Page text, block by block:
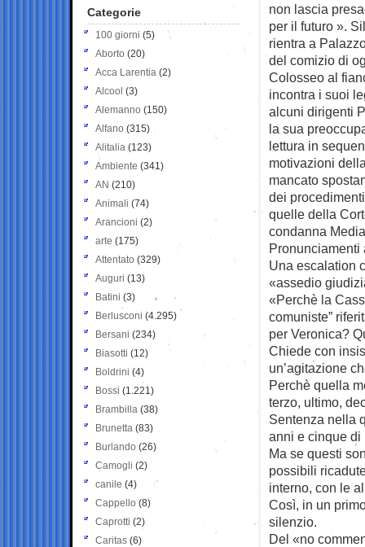
non lascia
per il futuro ».
rientra a
del comizio di
Colosseo al
incontra i suoi
alcuni dirigenti
la sua
lettura in
motivazioni
mancato
dei
quelle della
condanna
Pronunciamenti
Una escalation
«assedio
«Perchè la
comuniste”
per Veronica?
Chiede con
un’agitazione
Perchè quella
terzo, ultimo,
Sentenza nella
anni e cinque
Ma se questi
possibili
interno, con le
Così, in un
silenzio.
Del «no
Categorie
100 giorni (5)
Aborto (20)
Acca Larentia (2)
Alcool (3)
Alemanno (150)
Alfano (315)
Alitalia (123)
Ambiente (341)
AN (210)
Animali (74)
Arancioni (2)
arte (175)
Attentato (329)
Auguri (13)
Batini (3)
Berlusconi (4.295)
Bersani (234)
Biasotti (12)
Boldrini (4)
Bossi (1.221)
Brambilla (38)
Brunetta (83)
Burlando (26)
Camogli (2)
canile (4)
Cappello (8)
Caprotti (2)
Caritas (6)